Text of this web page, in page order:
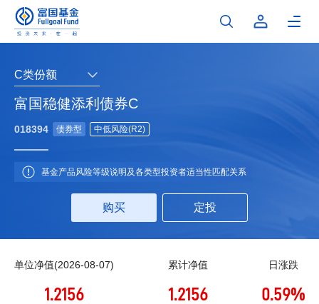
富国稳健添利债券C
C类份额
018394 债券型 中低风险(R2)
基金产品风险等级说明及各类型投资者适当性匹配关系
购买 定投
单位净值(2026-08-07)
1.2156
累计净值
1.2156
日涨跌
0.59%